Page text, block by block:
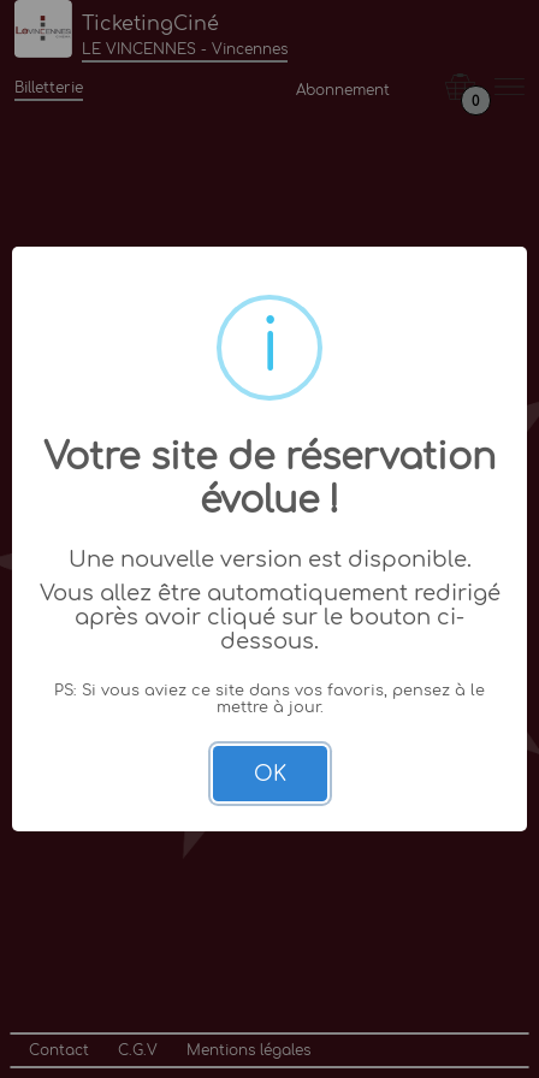
TicketingCiné
LE VINCENNES - Vincennes
Billetterie Abonnement
0
Contact C.G.V Mentions légales
Votre site de réservation
évolue !
Une nouvelle version est disponible.
Vous allez être automatiquement redirigé
après avoir cliqué sur le bouton ci-
dessous.
PS: Si vous aviez ce site dans vos favoris, pensez à le
mettre à jour.
OK